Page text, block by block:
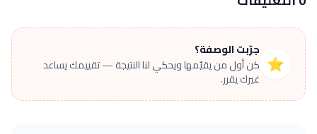
⭐
جرّبت الوصفة؟
كن أول من يقيّمها ويحكي لنا النتيجة — تقييمك يساعد
غيرك يقرر.